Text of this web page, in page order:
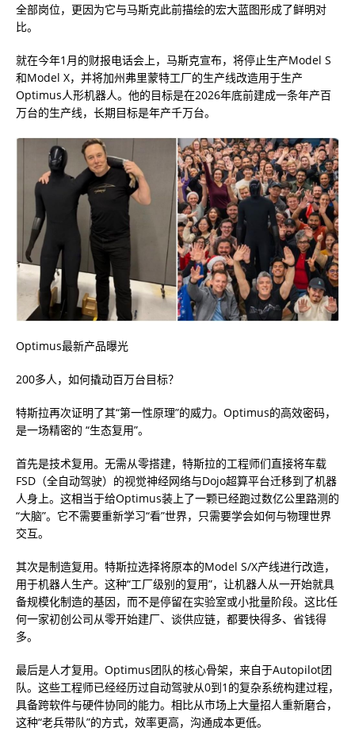
全部岗位，更因为它与马斯克此前描绘的宏大蓝图形成了鲜明对
比。
就在今年1月的财报电话会上，马斯克宣布，将停止生产Model S
和Model X，并将加州弗里蒙特工厂的生产线改造用于生产
Optimus人形机器人。他的目标是在2026年底前建成一条年产百
万台的生产线，长期目标是年产千万台。
Optimus最新产品曝光
200多人，如何撬动百万台目标？
特斯拉再次证明了其“第一性原理”的威力。Optimus的高效密码，
是一场精密的 “生态复用”。
首先是技术复用。无需从零搭建，特斯拉的工程师们直接将车载
FSD（全自动驾驶）的视觉神经网络与Dojo超算平台迁移到了机器
人身上。这相当于给Optimus装上了一颗已经跑过数亿公里路测的
“大脑”。它不需要重新学习“看”世界，只需要学会如何与物理世界
交互。
其次是制造复用。特斯拉选择将原本的Model S/X产线进行改造，
用于机器人生产。这种“工厂级别的复用”，让机器人从一开始就具
备规模化制造的基因，而不是停留在实验室或小批量阶段。这比任
何一家初创公司从零开始建厂、谈供应链，都要快得多、省钱得
多。
最后是人才复用。Optimus团队的核心骨架，来自于Autopilot团
队。这些工程师已经经历过自动驾驶从0到1的复杂系统构建过程，
具备跨软件与硬件协同的能力。相比从市场上大量招人重新磨合，
这种“老兵带队”的方式，效率更高，沟通成本更低。